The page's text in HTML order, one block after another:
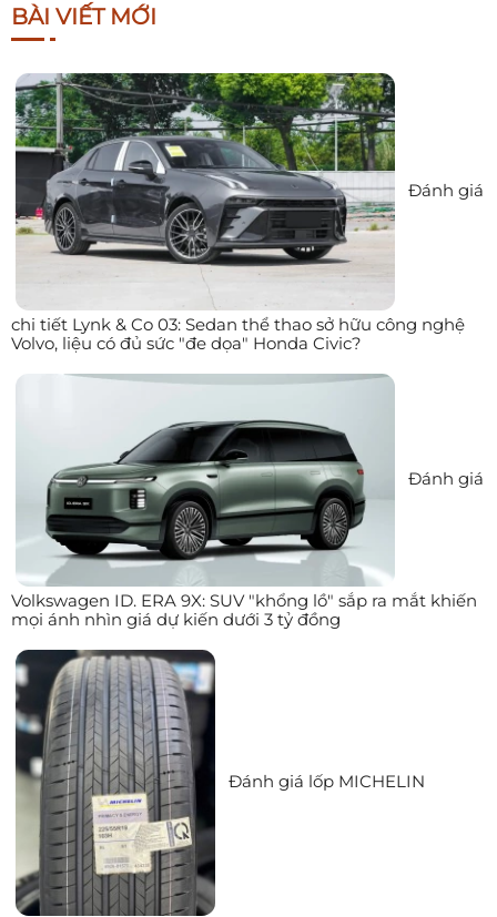
BÀI VIẾT MỚI
Đánh giá
chi tiết Lynk & Co 03: Sedan thể thao sở hữu công nghệ
Volvo, liệu có đủ sức "đe dọa" Honda Civic?
Đánh giá
Volkswagen ID. ERA 9X: SUV "khổng lồ" sắp ra mắt khiến
mọi ánh nhìn giá dự kiến dưới 3 tỷ đồng
Đánh giá lốp MICHELIN